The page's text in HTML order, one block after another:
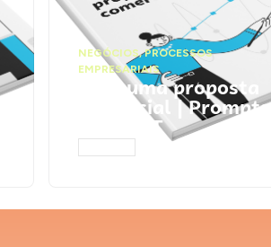
NEGÓCIOS,PROCESSOS
EMPRESARIAIS
Faça uma proposta
comercial | Prompts
ChatGPT